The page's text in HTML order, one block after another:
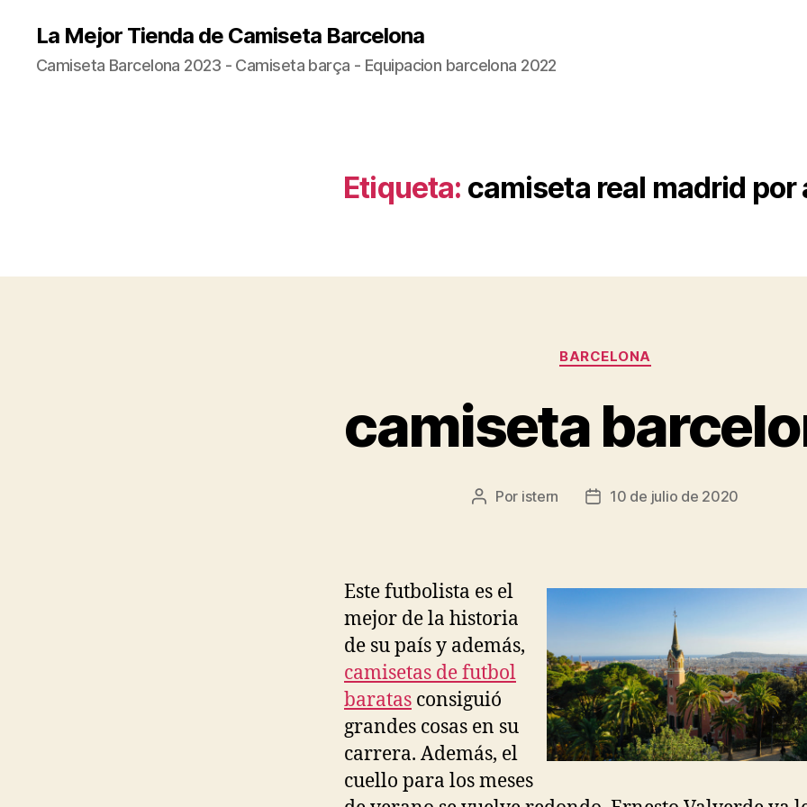
La Mejor Tienda de Camiseta Barcelona
Camiseta Barcelona 2023 - Camiseta barça - Equipacion barcelona 2022
Etiqueta: camiseta real madrid por
Categorías
BARCELONA
camiseta
Autor
Por istern
Fecha10 de julio de 2020
Este futbolista es el
mejor de la historia
de su país y además,
camisetas de futbol
baratas consiguió
grandes cosas en su
carrera. Además, el
cuello para los meses